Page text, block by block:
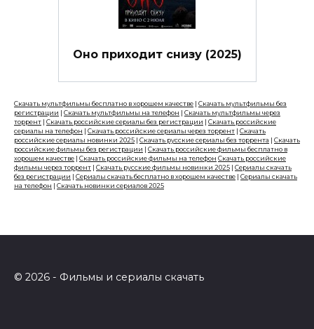
Оно приходит снизу (2025)
Скачать мультфильмы бесплатно в хорошем качестве | Скачать мультфильмы без
регистрации | Скачать мультфильмы на телефон | Скачать мультфильмы через
торрент | Скачать российские сериалы без регистрации | Скачать российские
сериалы на телефон | Скачать российские сериалы через торрент | Скачать
российские сериалы новинки 2025 | Скачать русские сериалы без торрента | Скачать
российские фильмы без регистрации | Скачать российские фильмы бесплатно в
хорошем качестве | Скачать российские фильмы на телефон Скачать российские
фильмы через торрент | Скачать русские фильмы новинки 2025 | Сериалы скачать
без регистрации | Сериалы скачать бесплатно в хорошем качестве | Сериалы скачать
на телефон | Скачать новинки сериалов 2025
© 2026 - Фильмы и сериалы скачать